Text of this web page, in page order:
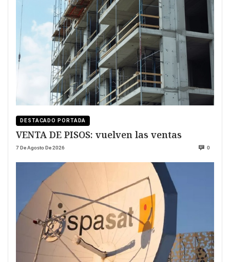
DESTACADO PORTADA
VENTA DE PISOS: vuelven las ventas
7 De Agosto De 2026 0